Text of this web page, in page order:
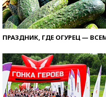
ПРАЗДНИК, ГДЕ ОГУРЕЦ —